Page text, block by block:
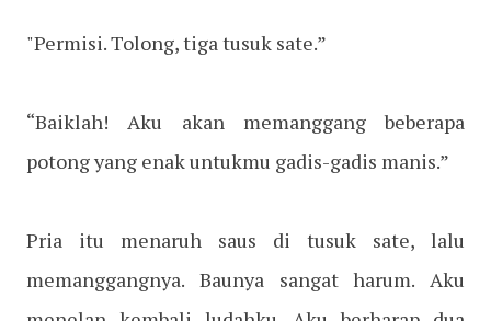
"Permisi. Tolong, tiga tusuk sate.”
“Baiklah! Aku akan memanggang beberapa
potong yang enak untukmu gadis-gadis manis.”
Pria itu menaruh saus di tusuk sate, lalu
memanggangnya. Baunya sangat harum. Aku